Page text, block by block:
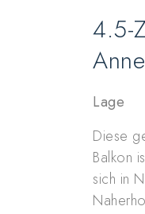
4.5-
Lage
Diese
Balkon
sich in